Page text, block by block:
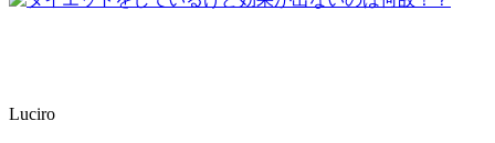
Luciro